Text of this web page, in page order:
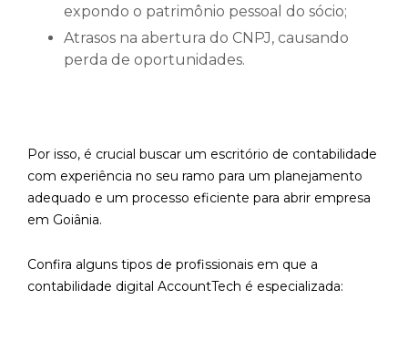
expondo o patrimônio pessoal do sócio;
Atrasos na abertura do CNPJ, causando
perda de oportunidades.
Por isso, é crucial buscar um escritório de contabilidade
com experiência no seu ramo para um planejamento
adequado e um processo eficiente para abrir empresa
em Goiânia.
Confira alguns tipos de profissionais em que a
contabilidade digital AccountTech é especializada: